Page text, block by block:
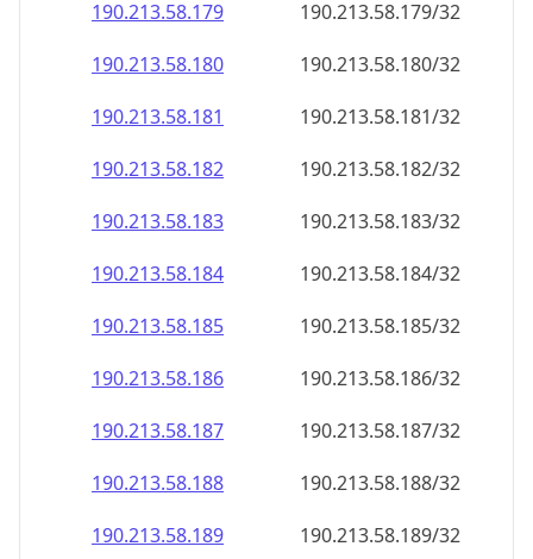
190.213.58.179
190.213.58.179/32
190.213.58.180
190.213.58.180/32
190.213.58.181
190.213.58.181/32
190.213.58.182
190.213.58.182/32
190.213.58.183
190.213.58.183/32
190.213.58.184
190.213.58.184/32
190.213.58.185
190.213.58.185/32
190.213.58.186
190.213.58.186/32
190.213.58.187
190.213.58.187/32
190.213.58.188
190.213.58.188/32
190.213.58.189
190.213.58.189/32